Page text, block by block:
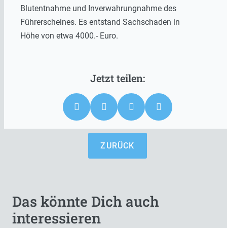
Blutentnahme und Inverwahrungnahme des
Führerscheines. Es entstand Sachschaden in
Höhe von etwa 4000.- Euro.
ZURÜCK
Das könnte Dich auch
interessieren